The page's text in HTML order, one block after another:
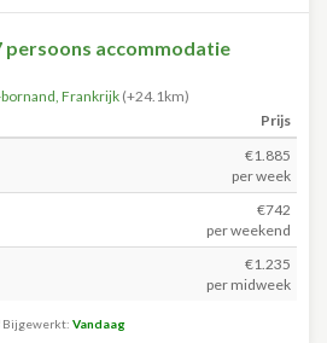
persoons accommodatie
, Frankrijk (+24.1km)
Prijs
€1.885
per week
€742
per weekend
€1.235
per midweek
Bijgewerkt: Vandaag